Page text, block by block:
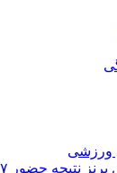
ورزشی